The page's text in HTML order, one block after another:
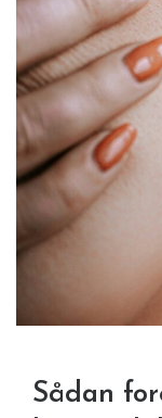
Sådan